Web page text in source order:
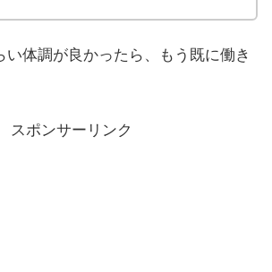
い体調が良かったら、もう既に働き
スポンサーリンク